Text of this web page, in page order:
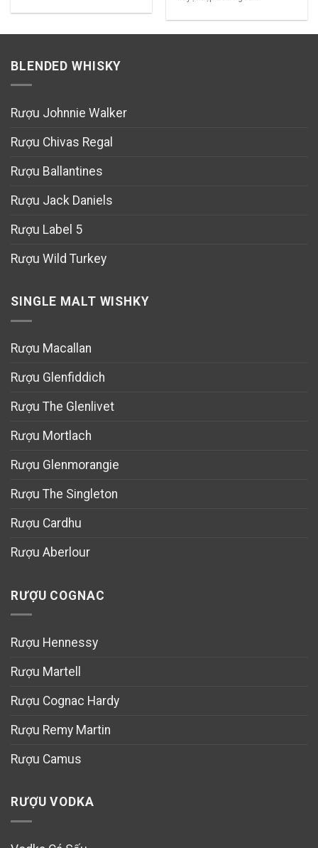
BLENDED WHISKY
Rượu Johnnie Walker
Rượu Chivas Regal
Rượu Ballantines
Rượu Jack Daniels
Rượu Label 5
Rượu Wild Turkey
SINGLE MALT WISHKY
Rượu Macallan
Rượu Glenfiddich
Rượu The Glenlivet
Rượu Mortlach
Rượu Glenmorangie
Rượu The Singleton
Rượu Cardhu
Rượu Aberlour
RƯỢU COGNAC
Rượu Hennessy
Rượu Martell
Rượu Cognac Hardy
Rượu Remy Martin
Rượu Camus
RƯỢU VODKA